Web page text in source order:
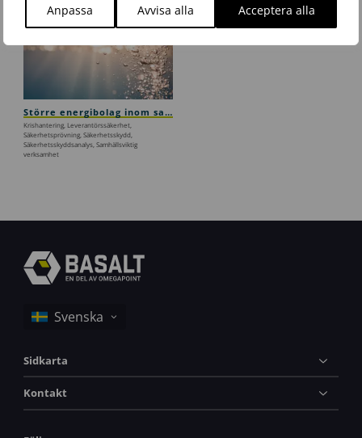
Anpassa Avvisa alla Acceptera alla
Större energibolag inom samhällsviktig verksamhet
Krishantering, Leverantörssäkerhet,
Säkerhetsprövning, Säkerhetsskydd,
Säkerhetsskyddsanalys, Samhällsviktig
verksamhet
Sidkarta
Kontakt